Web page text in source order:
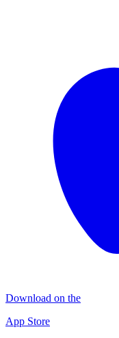
Download on the
App Store